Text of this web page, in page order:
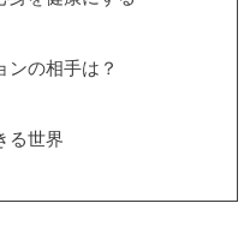
の相手は？
る世界